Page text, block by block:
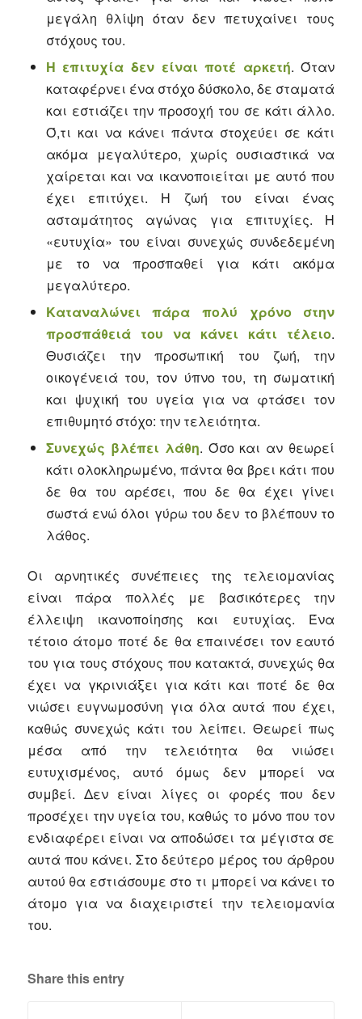
μεγάλη θλίψη όταν δεν πετυχαίνει τους
στόχους του.
Η επιτυχία δεν είναι ποτέ αρκετή. Όταν
καταφέρνει ένα στόχο δύσκολο, δε σταματά
και εστιάζει την προσοχή του σε κάτι άλλο.
Ό,τι και να κάνει πάντα στοχεύει σε κάτι
ακόμα μεγαλύτερο, χωρίς ουσιαστικά να
χαίρεται και να ικανοποιείται με αυτό που
έχει επιτύχει. Η ζωή του είναι ένας
ασταμάτητος αγώνας για επιτυχίες. Η
«ευτυχία» του είναι συνεχώς συνδεδεμένη
με το να προσπαθεί για κάτι ακόμα
μεγαλύτερο.
Καταναλώνει πάρα πολύ χρόνο στην
προσπάθειά του να κάνει κάτι τέλειο.
Θυσιάζει την προσωπική του ζωή, την
οικογένειά του, τον ύπνο του, τη σωματική
και ψυχική του υγεία για να φτάσει τον
επιθυμητό στόχο: την τελειότητα.
Συνεχώς βλέπει λάθη. Όσο και αν θεωρεί
κάτι ολοκληρωμένο, πάντα θα βρει κάτι που
δε θα του αρέσει, που δε θα έχει γίνει
σωστά ενώ όλοι γύρω του δεν το βλέπουν το
λάθος.
Οι αρνητικές συνέπειες της τελειομανίας
είναι πάρα πολλές με βασικότερες την
έλλειψη ικανοποίησης και ευτυχίας. Ένα
τέτοιο άτομο ποτέ δε θα επαινέσει τον εαυτό
του για τους στόχους που κατακτά, συνεχώς θα
έχει να γκρινιάξει για κάτι και ποτέ δε θα
νιώσει ευγνωμοσύνη για όλα αυτά που έχει,
καθώς συνεχώς κάτι του λείπει. Θεωρεί πως
μέσα από την τελειότητα θα νιώσει
ευτυχισμένος, αυτό όμως δεν μπορεί να
συμβεί. Δεν είναι λίγες οι φορές που δεν
προσέχει την υγεία του, καθώς το μόνο που τον
ενδιαφέρει είναι να αποδώσει τα μέγιστα σε
αυτά που κάνει. Στο δεύτερο μέρος του άρθρου
αυτού θα εστιάσουμε στο τι μπορεί να κάνει το
άτομο για να διαχειριστεί την τελειομανία
του.
Share this entry